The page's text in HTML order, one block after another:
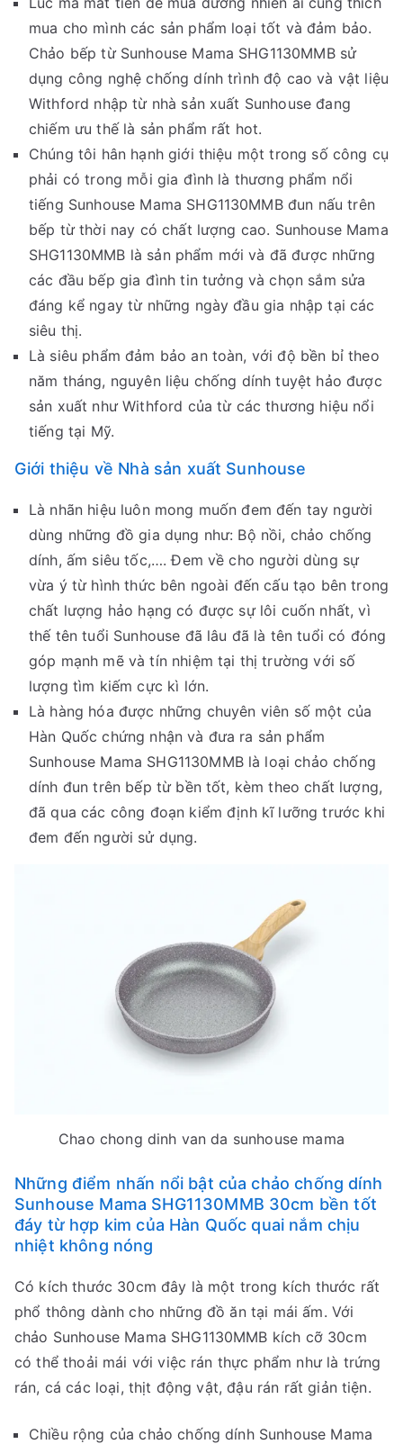
mua cho mình các sản phẩm loại tốt và đảm bảo.
Chảo bếp từ Sunhouse Mama SHG1130MMB sử
dụng công nghệ chống dính trình độ cao và vật liệu
Withford nhập từ nhà sản xuất Sunhouse đang
chiếm ưu thế là sản phẩm rất hot.
Chúng tôi hân hạnh giới thiệu một trong số công cụ
phải có trong mỗi gia đình là thương phẩm nổi
tiếng Sunhouse Mama SHG1130MMB đun nấu trên
bếp từ thời nay có chất lượng cao. Sunhouse Mama
SHG1130MMB là sản phẩm mới và đã được những
các đầu bếp gia đình tin tưởng và chọn sắm sửa
đáng kể ngay từ những ngày đầu gia nhập tại các
siêu thị.
Là siêu phẩm đảm bảo an toàn, với độ bền bỉ theo
năm tháng, nguyên liệu chống dính tuyệt hảo được
sản xuất như Withford của từ các thương hiệu nổi
tiếng tại Mỹ.
Giới thiệu về Nhà sản xuất Sunhouse
Là nhãn hiệu luôn mong muốn đem đến tay người
dùng những đồ gia dụng như: Bộ nồi, chảo chống
dính, ấm siêu tốc,…. Đem về cho người dùng sự
vừa ý từ hình thức bên ngoài đến cấu tạo bên trong
chất lượng hảo hạng có được sự lôi cuốn nhất, vì
thế tên tuổi Sunhouse đã lâu đã là tên tuổi có đóng
góp mạnh mẽ và tín nhiệm tại thị trường với số
lượng tìm kiếm cực kì lớn.
Là hàng hóa được những chuyên viên số một của
Hàn Quốc chứng nhận và đưa ra sản phẩm
Sunhouse Mama SHG1130MMB là loại chảo chống
dính đun trên bếp từ bền tốt, kèm theo chất lượng,
đã qua các công đoạn kiểm định kĩ lưỡng trước khi
đem đến người sử dụng.
Chao chong dinh van da sunhouse mama
Những điểm nhấn nổi bật của chảo chống dính
Sunhouse Mama SHG1130MMB 30cm bền tốt
đáy từ hợp kim của Hàn Quốc quai nắm chịu
nhiệt không nóng
Có kích thước 30cm đây là một trong kích thước rất
phổ thông dành cho những đồ ăn tại mái ấm. Với
chảo Sunhouse Mama SHG1130MMB kích cỡ 30cm
có thể thoải mái với việc rán thực phẩm như là trứng
rán, cá các loại, thịt động vật, đậu rán rất giản tiện.
Chiều rộng của chảo chống dính Sunhouse Mama